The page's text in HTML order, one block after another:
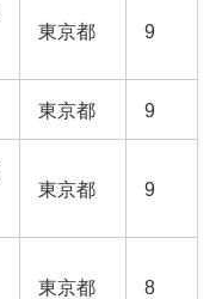
東京都 9
東京都 9
東京都 9
東京都 8